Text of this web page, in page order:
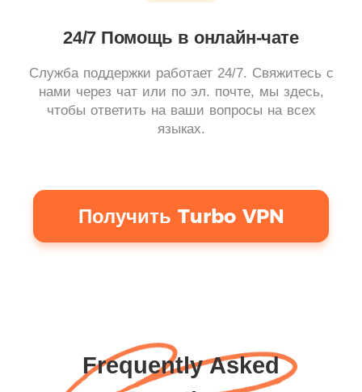
24/7 Помощь в онлайн-чате
Служба поддержки работает 24/7. Свяжитесь с
нами через чат или по эл. почте, мы здесь,
чтобы ответить на ваши вопросы на всех
языках.
Получить Turbo VPN
Frequently Asked